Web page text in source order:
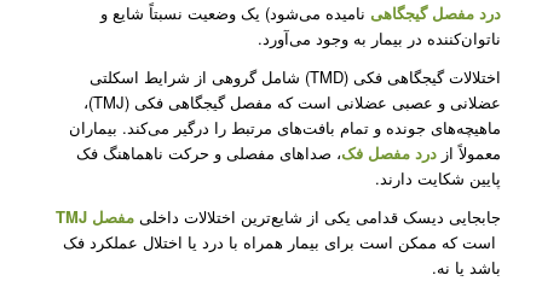
درد مفصل گیجگاهی نامیده می‌شود) یک وضعیت نسبتاً شایع و
ناتوان‌کننده در بیمار به وجود می‌آورد.
اختلالات گیجگاهی فکی (TMD) شامل گروهی از شرایط اسکلتی
عضلانی و عصبی عضلانی است که مفصل گیجگاهی فکی (TMJ)،
ماهیچه‌های جونده و تمام بافت‌های مرتبط را درگیر می‌کند. بیماران
معمولاً از درد مفصل فک، صداهای مفصلی و حرکت ناهماهنگ فک
پایین شکایت دارند.
جابجایی دیسک قدامی یکی از شایع‌ترین اختلالات داخلی مفصل TMJ
است که ممکن است برای بیمار همراه با درد یا اختلال عملکرد فک
باشد یا نه.